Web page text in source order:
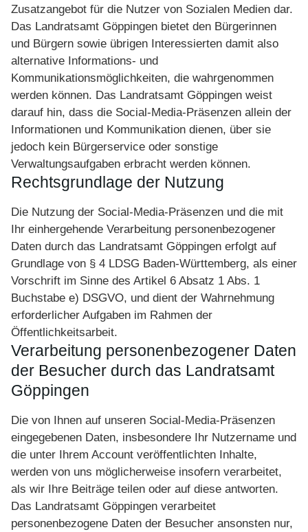
Zusatzangebot für die Nutzer von Sozialen Medien dar.
Das Landratsamt Göppingen bietet den Bürgerinnen
und Bürgern sowie übrigen Interessierten damit also
alternative Informations- und
Kommunikationsmöglichkeiten, die wahrgenommen
werden können. Das Landratsamt Göppingen weist
darauf hin, dass die Social-Media-Präsenzen allein der
Informationen und Kommunikation dienen, über sie
jedoch kein Bürgerservice oder sonstige
Verwaltungsaufgaben erbracht werden können.
Rechtsgrundlage der Nutzung
Die Nutzung der Social-Media-Präsenzen und die mit
Ihr einhergehende Verarbeitung personenbezogener
Daten durch das Landratsamt Göppingen erfolgt auf
Grundlage von § 4 LDSG Baden-Württemberg, als einer
Vorschrift im Sinne des Artikel 6 Absatz 1 Abs. 1
Buchstabe e) DSGVO, und dient der Wahrnehmung
erforderlicher Aufgaben im Rahmen der
Öffentlichkeitsarbeit.
Verarbeitung personenbezogener Daten
der Besucher durch das Landratsamt
Göppingen
Die von Ihnen auf unseren Social-Media-Präsenzen
eingegebenen Daten, insbesondere Ihr Nutzername und
die unter Ihrem Account veröffentlichten Inhalte,
werden von uns möglicherweise insofern verarbeitet,
als wir Ihre Beiträge teilen oder auf diese antworten.
Das Landratsamt Göppingen verarbeitet
personenbezogene Daten der Besucher ansonsten nur,